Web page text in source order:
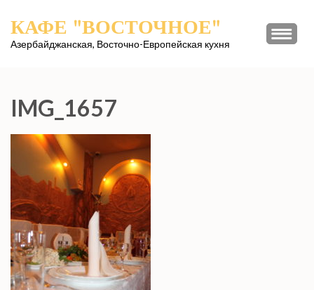
содержимому
КАФЕ "ВОСТОЧНОЕ"
Азербайджанская, Восточно-Европейская кухня
IMG_1657